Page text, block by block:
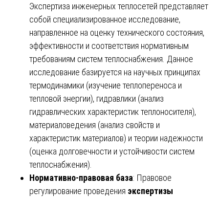
Экспертиза инженерных теплосетей представляет
собой специализированное исследование,
направленное на оценку технического состояния,
эффективности и соответствия нормативным
требованиям систем теплоснабжения. Данное
исследование базируется на научных принципах
термодинамики (изучение теплопереноса и
тепловой энергии), гидравлики (анализ
гидравлических характеристик теплоносителя),
материаловедения (анализ свойств и
характеристик материалов) и теории надежности
(оценка долговечности и устойчивости систем
теплоснабжения).
Нормативно-правовая база: Правовое
регулирование проведения экспертизы